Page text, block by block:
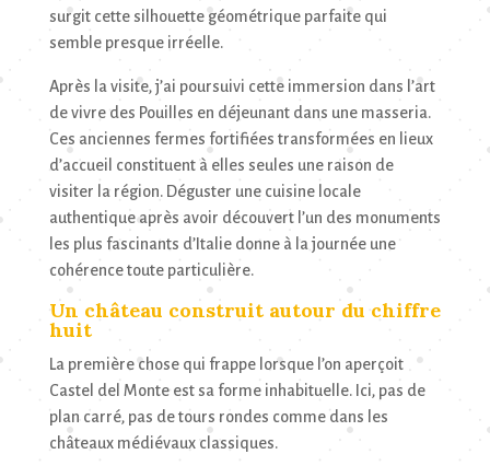
surgit cette silhouette géométrique parfaite qui
semble presque irréelle.
Après la visite, j’ai poursuivi cette immersion dans l’art
de vivre des Pouilles en déjeunant dans une masseria.
Ces anciennes fermes fortifiées transformées en lieux
d’accueil constituent à elles seules une raison de
visiter la région. Déguster une cuisine locale
authentique après avoir découvert l’un des monuments
les plus fascinants d’Italie donne à la journée une
cohérence toute particulière.
Un château construit autour du chiffre
huit
La première chose qui frappe lorsque l’on aperçoit
Castel del Monte est sa forme inhabituelle. Ici, pas de
plan carré, pas de tours rondes comme dans les
châteaux médiévaux classiques.